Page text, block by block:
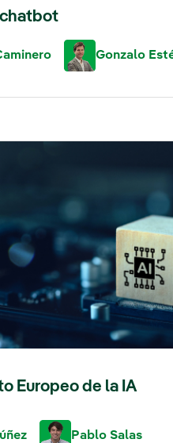
chatbot
Gonzalo
Europeo de la IA
Pablo Salas